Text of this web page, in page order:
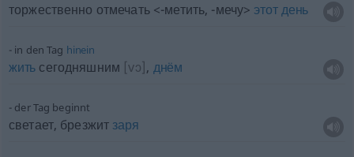
торжественно отмечать <-метить, -мечу> этотдень
in den Tag hinein
жить сегодняшним [vɔ], днём
der Tag beginnt
светает, брезжит заря